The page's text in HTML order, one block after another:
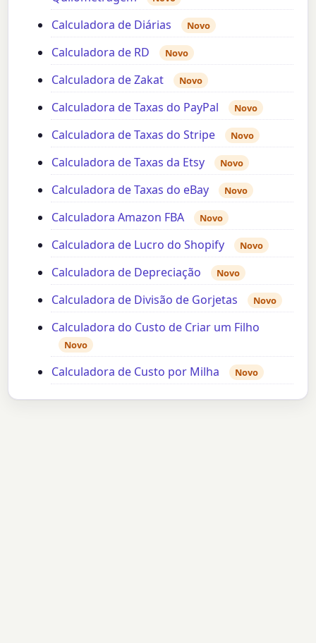
Calculadora de Diárias Novo
Calculadora de RD Novo
Calculadora de Zakat Novo
Calculadora de Taxas do PayPal Novo
Calculadora de Taxas do Stripe Novo
Calculadora de Taxas da Etsy Novo
Calculadora de Taxas do eBay Novo
Calculadora Amazon FBA Novo
Calculadora de Lucro do Shopify Novo
Calculadora de Depreciação Novo
Calculadora de Divisão de Gorjetas Novo
Calculadora do Custo de Criar um Filho
Novo
Calculadora de Custo por Milha Novo